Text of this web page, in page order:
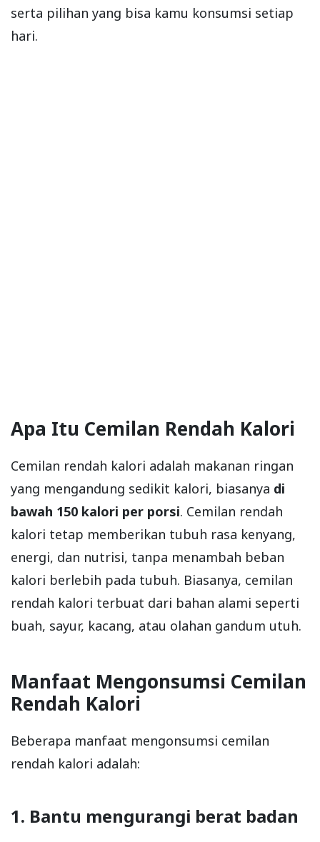
serta pilihan yang bisa kamu konsumsi setiap
hari.
Apa Itu Cemilan Rendah Kalori
Cemilan rendah kalori adalah makanan ringan
yang mengandung sedikit kalori, biasanya di
bawah 150 kalori per porsi. Cemilan rendah
kalori tetap memberikan tubuh rasa kenyang,
energi, dan nutrisi, tanpa menambah beban
kalori berlebih pada tubuh. Biasanya, cemilan
rendah kalori terbuat dari bahan alami seperti
buah, sayur, kacang, atau olahan gandum utuh.
Manfaat Mengonsumsi Cemilan
Rendah Kalori
Beberapa manfaat mengonsumsi cemilan
rendah kalori adalah:
1. Bantu mengurangi berat badan